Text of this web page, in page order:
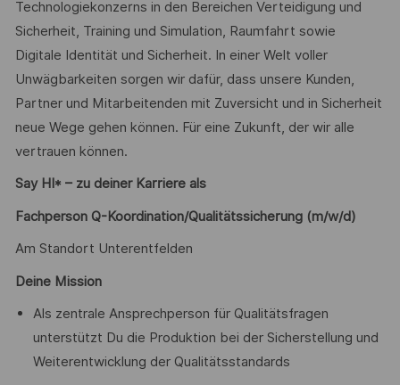
Technologiekonzerns in den Bereichen Verteidigung und
Sicherheit, Training und Simulation, Raumfahrt sowie
Digitale Identität und Sicherheit. In einer Welt voller
Unwägbarkeiten sorgen wir dafür, dass unsere Kunden,
Partner und Mitarbeitenden mit Zuversicht und in Sicherheit
neue Wege gehen können. Für eine Zukunft, der wir alle
vertrauen können.
Say HI* – zu deiner Karriere als
Fachperson Q-Koordination/Qualitätssicherung (m/w/d)
Am Standort Unterentfelden
Deine Mission
Als zentrale Ansprechperson für Qualitätsfragen
unterstützt Du die Produktion bei der Sicherstellung und
Weiterentwicklung der Qualitätsstandards